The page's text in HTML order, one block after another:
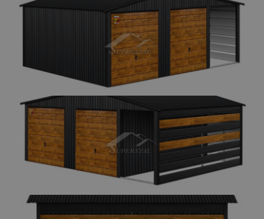
Funkcionalitás
Besorolatlan